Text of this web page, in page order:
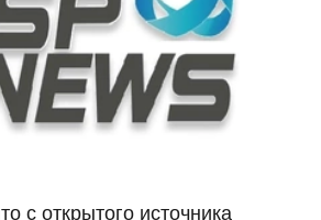
с открытого источника